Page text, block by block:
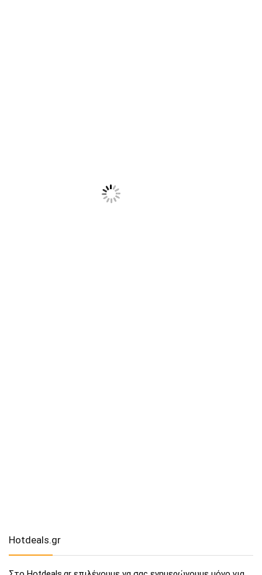
Hotdeals.gr